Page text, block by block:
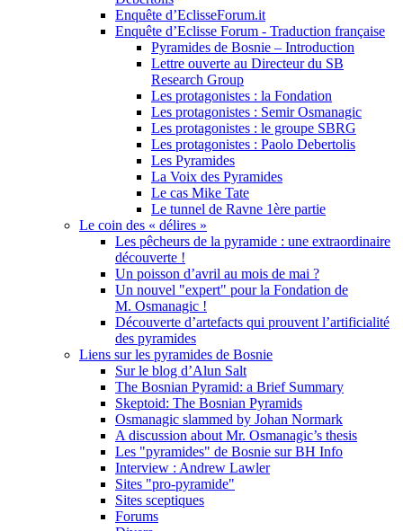
Enquête d’EclisseForum.it
Enquête d’Eclisse Forum - Traduction française
Pyramides de Bosnie – Introduction
Lettre ouverte au Directeur du SB
Research Group
Les protagonistes : la Fondation
Les protagonistes : Semir Osmanagic
Les protagonistes : le groupe SBRG
Les protagonistes : Paolo Debertolis
Les Pyramides
La Voix des Pyramides
Le cas Mike Tate
Le tunnel de Ravne 1ère partie
Le coin des « délires »
Les pêcheurs de la pyramide : une extraordinaire
découverte !
Un poisson d’avril au mois de mai ?
Un nouvel "expert" pour la Fondation de
M. Osmanagic !
Découverte d’artefacts qui prouvent l’artificialité
des pyramides
Liens sur les pyramides de Bosnie
Sur le blog d’Alun Salt
The Bosnian Pyramid: a Brief Summary
Skeptoid: The Bosnian Pyramids
Osmanagic slammed by Johan Normark
A discussion about Mr. Osmanagic’s thesis
Les "pyramides" de Bosnie sur BH Info
Interview : Andrew Lawler
Sites "pro-pyramide"
Sites sceptiques
Forums